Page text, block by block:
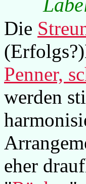
Die
Penner,
werden
eher